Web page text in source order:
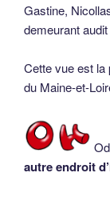
Gastine,
demeurant
Cette vue est la
du Maine-et-
autre endroit